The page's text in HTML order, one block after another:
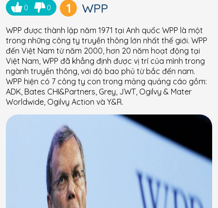
0 0 1 WPP
WPP được thành lập năm 1971 tại Anh quốc WPP là một
trong những công ty truyền thông lớn nhất thế giới. WPP
đến Việt Nam từ năm 2000, hơn 20 năm hoạt động tại
Việt Nam, WPP đã khẳng định được vị trí của mình trong
ngành truyền thông, với độ bao phủ từ bắc đến nam.
WPP hiện có 7 công ty con trong mảng quảng cáo gồm:
ADK, Bates CHI&Partners, Grey, JWT, Ogilvy & Mater
Worldwide, Ogilvy Action và Y&R.